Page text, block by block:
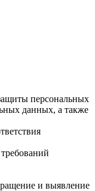
персональных
данных, а также
и выявление